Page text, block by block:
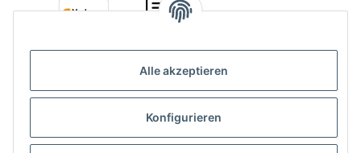
Alle akzeptieren
Konfigurieren